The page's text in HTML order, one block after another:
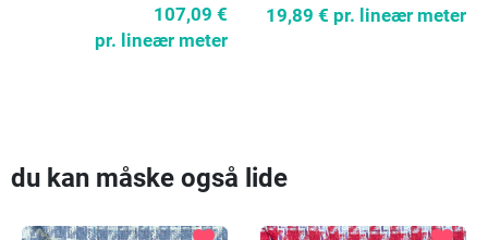
107,09 €
pr. lineær meter
19,89 € pr. lineær meter
du kan måske også lide